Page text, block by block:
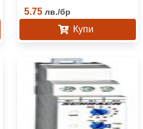
5.75 лв./бр
Купи